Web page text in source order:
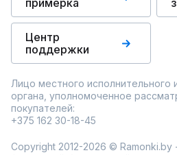
примерка
Центр
поддержки
Лицо местного исполнительного
органа, уполномоченное
покупателей:
+375 162 30-18-45
Copyright 2012-2026 © Ramonki.by